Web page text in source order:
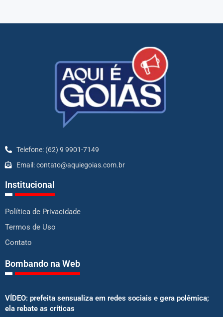
Telefone: (62) 9 9901-7149
Email: contato@aquiegoias.com.br
Institucional
Política de Privacidade
Termos de Uso
Contato
Bombando na Web
VÍDEO: prefeita sensualiza em redes sociais e gera polêmica;
ela rebate as críticas